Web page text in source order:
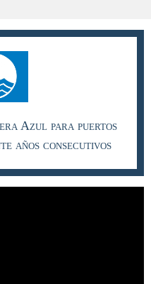
Azul para puertos
años consecutivos